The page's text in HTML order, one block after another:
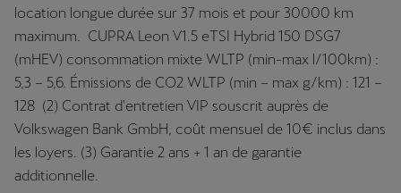
location longue durée sur 37 mois et pour 30000 km
maximum. CUPRA Leon V1.5 eTSI Hybrid 150 DSG7
(mHEV) consommation mixte WLTP (min-max l/100km) :
5,3 – 5,6. Émissions de CO2 WLTP (min – max g/km) : 121 –
128 (2) Contrat d'entretien VIP souscrit auprès de
Volkswagen Bank GmbH, coût mensuel de 10€ inclus dans
les loyers. (3) Garantie 2 ans + 1 an de garantie
additionnelle.